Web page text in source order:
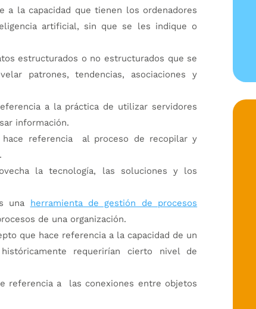
a la capacidad que tienen los ordenadores
artificial, sin que se les indique o
estructurados o no estructurados que se
patrones, tendencias, asociaciones y
a la práctica de utilizar servidores
información.
referencia al proceso de recopilar y
la tecnología, las soluciones y los
una herramienta de gestión de procesos
de una organización.
que hace referencia a la capacidad de un
requerirían cierto nivel de
referencia a las conexiones entre objetos